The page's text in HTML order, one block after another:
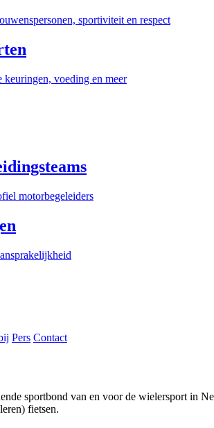
sportiviteit en respect
keuringen, voeding en meer
motorbegeleiders
Pers Contact
sportbond van en voor de wielersport in
fietsen.